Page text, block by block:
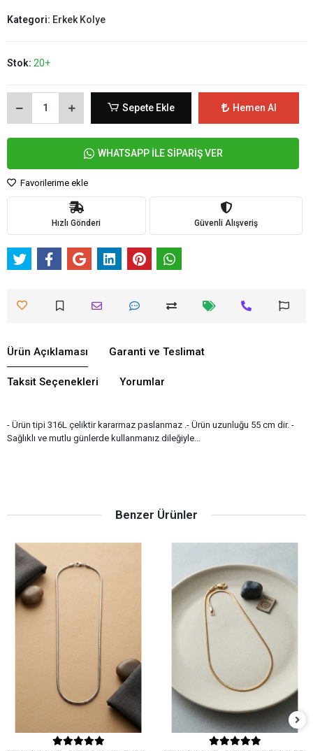
Kategori: Erkek Kolye
Stok: 20+
Sepete Ekle Hemen Al
WHATSAPP İLE SİPARİŞ VER
Favorilerime ekle
Hızlı Gönderi Güvenli Alışveriş
Ürün Açıklaması Garanti ve Teslimat
Taksit Seçenekleri Yorumlar
- Ürün tipi 316L çeliktir kararmaz paslanmaz .- Ürün uzunluğu 55 cm dir. -
Sağlıklı ve mutlu günlerde kullanmanız dileğiyle…
Benzer Ürünler